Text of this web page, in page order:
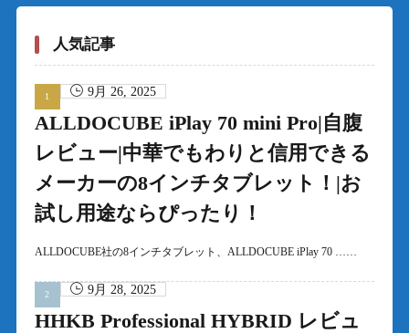
人気記事
9月 26, 2025
ALLDOCUBE iPlay 70 mini Pro|自腹
レビュー|中華でもわりと信用できる
メーカーの8インチタブレット！|お
試し用途ならぴったり！
ALLDOCUBE社の8インチタブレット、ALLDOCUBE iPlay 70 ……
9月 28, 2025
HHKB Professional HYBRID レビュ